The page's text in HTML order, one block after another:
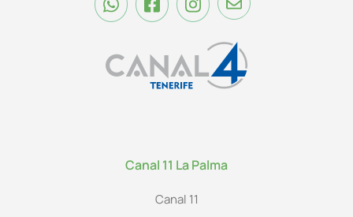
Canal 11 La Palma
Canal 11